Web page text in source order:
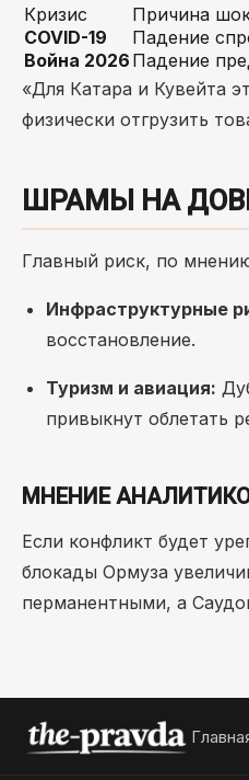
Кризис Причина
COVID-19
Падение
Война 2026 Падение
«Для Катара и Кувейта
физически отгрузить
ШРАМЫ НА
Главный риск, по
Инфраструктурные
восстановление.
Туризм и авиация:
привыкнут облетать
МНЕНИЕ
Если конфликт будет
блокады Ормуза
перманентными, а